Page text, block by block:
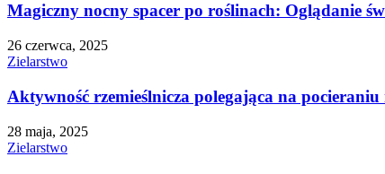
Magiczny nocny spacer po roślinach: Oglądanie
26 czerwca, 2025
Zielarstwo
Aktywność rzemieślnicza polegająca na
28 maja, 2025
Zielarstwo